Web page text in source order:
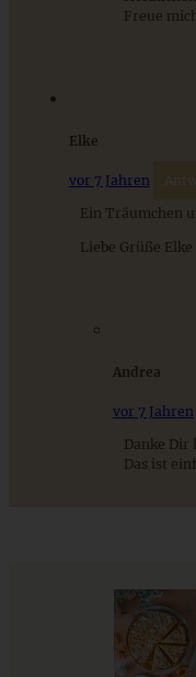
Super lecker: Rezept
Cremiges Lemon
nur 10 Minuten
Freue
Elke
vor 7 Jahren
Ein Träumchen
Liebe Grüße Elke
Andrea
vor 7 Jahren
Danke Dir
Das ist